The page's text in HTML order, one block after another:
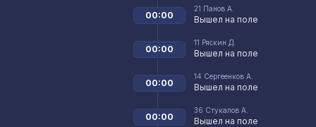
21 Панов А.
Вышел на поле
00:00
11 Ряскин Д.
Вышел на поле
00:00
14 Сергеенков А.
Вышел на поле
00:00
36 Стукалов А.
Вышел на поле
00:00